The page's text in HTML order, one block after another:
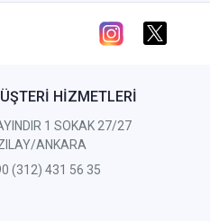
HİZMETLERİ
1 SOKAK 27/27
ANKARA
(312) 431 56 35